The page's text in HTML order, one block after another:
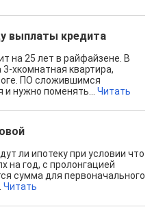
выплаты кредита
на 25 лет в райфайзене. В
хкомнатная квартира,
ПО сложившимся
и нужно поменять... Читать
ли ипотеку при условии что
на год, с пролонгацией
сумма для первоначального
Читать